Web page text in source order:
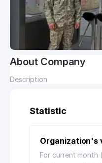
About Company
Description
Statistic
Organization's
For current month